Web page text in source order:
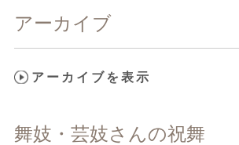
アーカイブ
アーカイブを表示
舞妓・芸妓さんの祝舞